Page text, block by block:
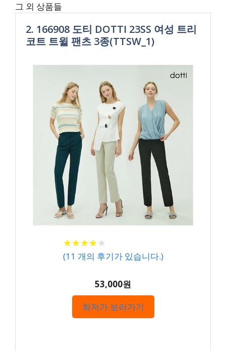
그 외 상품들
2. 166908 도티 DOTTI 23SS 여성 트리
코트 트윌 팬츠 3종(TTSW_1)
★★★★★
★★★★★
(11 개의 후기가 있습니다.)
53,000원
최저가 보러가기